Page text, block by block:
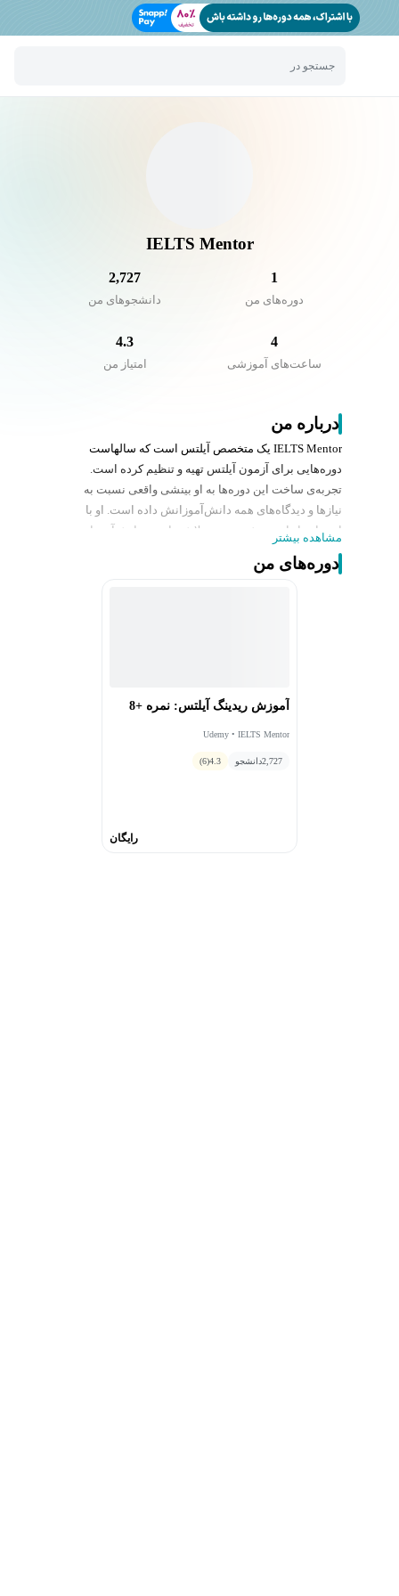
جستجو در
IELTS Mentor
1
دوره‌های من
2,727
دانشجو‌های من
4
ساعت‌های آموزشی
4.3
امتیاز من
درباره من
IELTS Mentor یک متخصص آیلتس است که سالهاست
دوره‌هایی برای آزمون آیلتس تهیه و تنظیم کرده است.
تجربه‌ی ساخت این دوره‌ها به او بینشی واقعی نسبت به
نیازها و دیدگاه‌های همه دانش‌آموزانش داده است. او با
استفاده از این بینش و تجربه تلاش دارد به دانش‌آموزان
کمک کند تا نمرات بسیار بالایی در آزمون آیلتس کسب کنند.
مشاهده بیشتر
دوره‌های من
آموزش ریدینگ آیلتس: نمره +8
Udemy • IELTS Mentor
2,727دانشجو 4.3
(6)
رایگان